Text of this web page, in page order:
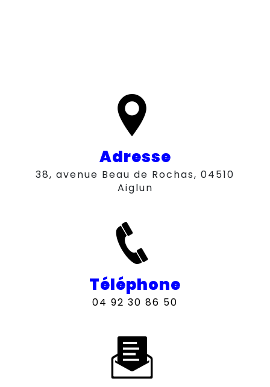
Adresse
38, avenue Beau de Rochas, 04510
Aiglun
Téléphone
04 92 30 86 50